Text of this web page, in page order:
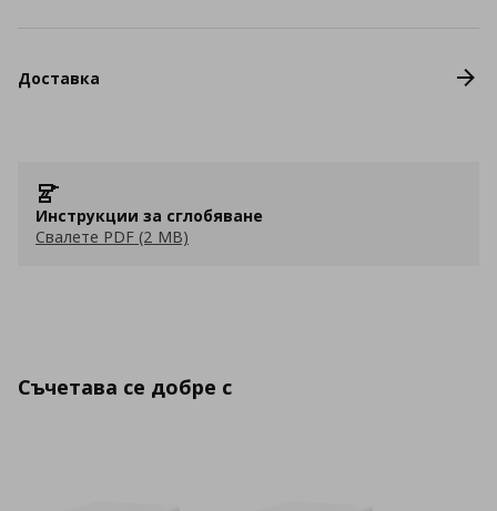
Доставка
Инструкции за сглобяване
Свалете PDF (2 MB)
Съчетава се добре с